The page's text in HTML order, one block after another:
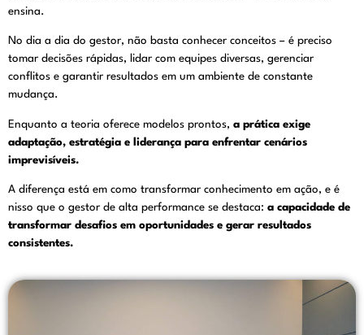
ensina.
No dia a dia do gestor, não basta conhecer conceitos – é preciso
tomar decisões rápidas, lidar com equipes diversas, gerenciar
conflitos e garantir resultados em um ambiente de constante
mudança.
Enquanto a teoria oferece modelos prontos, a prática exige
adaptação, estratégia e liderança para enfrentar cenários
imprevisíveis.
A diferença está em como transformar conhecimento em ação, e é
nisso que o gestor de alta performance se destaca: a capacidade de
transformar desafios em oportunidades e gerar resultados
consistentes.